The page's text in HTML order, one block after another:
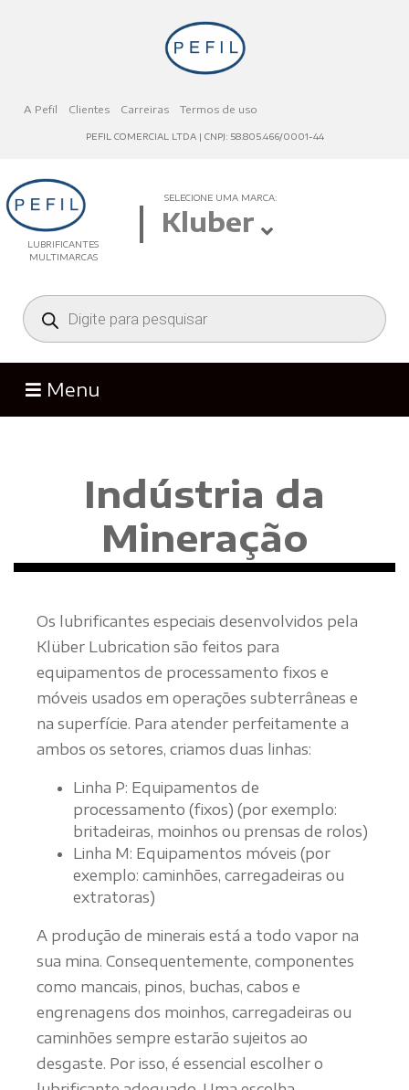
A Pefil Clientes Carreiras Termos de uso
PEFIL COMERCIAL LTDA | CNPJ: 58.805.466/0001-44
LUBRIFICANTES
MULTIMARCAS
SELECIONE UMA MARCA:
Kluber
Menu
Indústria da
Mineração
Os lubrificantes especiais desenvolvidos pela
Klüber Lubrication são feitos para
equipamentos de processamento fixos e
móveis usados em operações subterrâneas e
na superfície. Para atender perfeitamente a
ambos os setores, criamos duas linhas:
Linha P: Equipamentos de
processamento (fixos) (por exemplo:
britadeiras, moinhos ou prensas de rolos)
Linha M: Equipamentos móveis (por
exemplo: caminhões, carregadeiras ou
extratoras)
A produção de minerais está a todo vapor na
sua mina. Consequentemente, componentes
como mancais, pinos, buchas, cabos e
engrenagens dos moinhos, carregadeiras ou
caminhões sempre estarão sujeitos ao
desgaste. Por isso, é essencial escolher o